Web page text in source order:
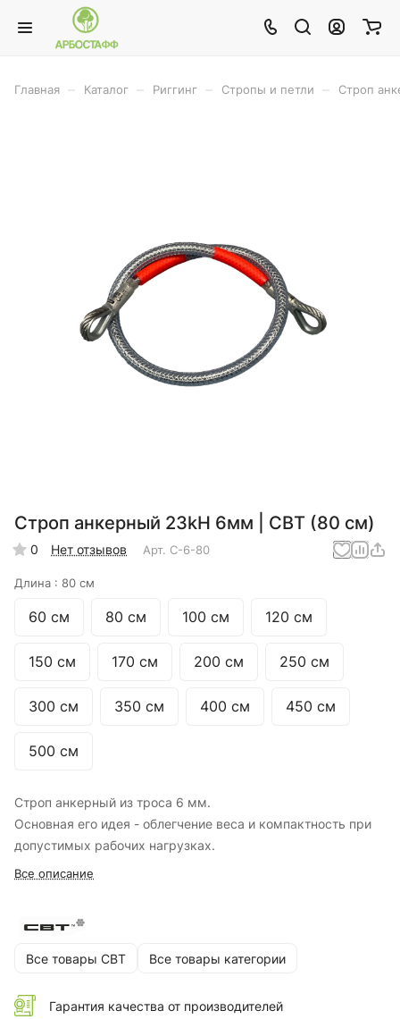
Главная Каталог Риггинг Стропы и петли Строп
Строп анкерный 23kH 6мм | СВТ (80 см)
0 Нет отзывов Арт. С-6-80
Длина : 80 см
60 см 80 см 100 см 120 см
150 см 170 см 200 см 250 см
300 см 350 см 400 см 450 см
500 см
Строп анкерный из троса 6 мм.
Основная его идея - облегчение веса и компактность при
допустимых рабочих нагрузках.
Все описание
Все товары СВТ Все товары категории
Гарантия качества от производителей